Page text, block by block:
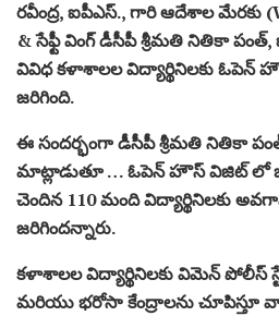
రవీంద్ర, ఐపీఎస్., గారి ఆదేశాల మేరకు
& సేఫ్టీ వింగ్ డీసీపీ శ్రీమతి నితికా
వివిధ కళాశాలల విద్యార్థినిలకు
జరిగింది.
ఈ సందర్భంగా డీసీపీ శ్రీమతి నితికా
మాట్లాడుతూ … ఓపెన్ హౌస్ విజిట్ లో
చెందిన 110 మంది విద్యార్థినిలకు
జరిగిందన్నారు.
కళాశాలల విద్యార్థినిలకు విమెన్ పోలీస్
మరియు భరోసా కేంద్రాలను చూపిస్తూ